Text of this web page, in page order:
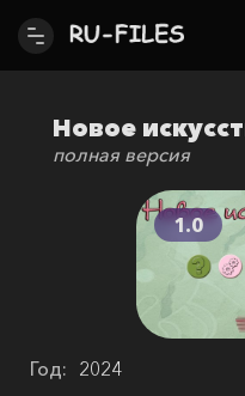
Новое
полная версия
1.0
Год: 2024